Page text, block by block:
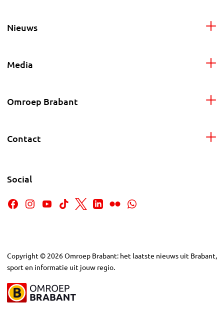
Nieuws
Media
Omroep Brabant
Contact
Social
Copyright © 2026Omroep Brabant: het laatste nieuws uit Brabant,
sport en informatie uit jouw regio.